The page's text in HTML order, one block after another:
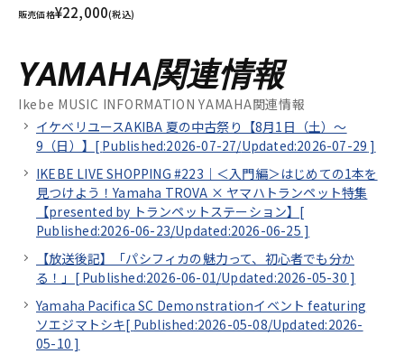
販売価格¥22,000(税込)
YAMAHA関連情報
Ikebe MUSIC INFORMATION YAMAHA関連情報
イケベリユースAKIBA 夏の中古祭り【8月1日（土）～
9（日）】[ Published:2026-07-27/Updated:2026-07-29 ]
IKEBE LIVE SHOPPING #223｜＜入門編＞はじめての1本を
見つけよう！Yamaha TROVA × ヤマハトランペット特集
【presented by トランペットステーション】[
Published:2026-06-23/Updated:2026-06-25 ]
【放送後記】「パシフィカの魅力って、初心者でも分か
る！」[ Published:2026-06-01/Updated:2026-05-30 ]
Yamaha Pacifica SC Demonstrationイベント featuring
ソエジマトシキ[ Published:2026-05-08/Updated:2026-
05-10 ]